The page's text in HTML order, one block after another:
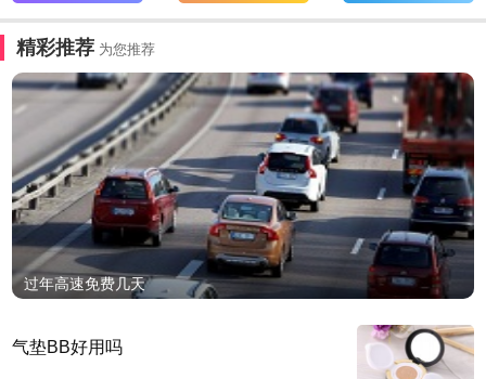
精彩推荐 为您推荐
过年高速免费几天
气垫BB好用吗